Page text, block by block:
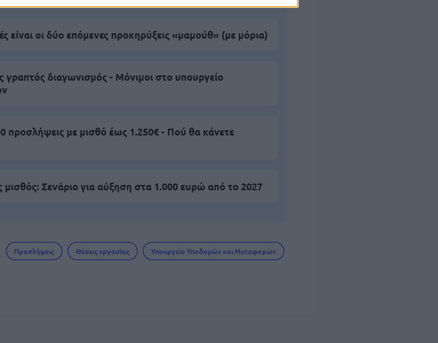
είναι οι δύο επόμενες προκηρύξεις «μαμούθ» (με μόρια)
διαγωνισμός - Μόνιμοι στο υπουργείο
προσλήψεις με μισθό έως 1.250€ - Πού θα κάνετε
Σενάριο για αύξηση στα 1.000 ευρώ από το 2027
Προσλήψεις Θέσεις εργασίας Υπουργείο Υποδομών και Μεταφορών